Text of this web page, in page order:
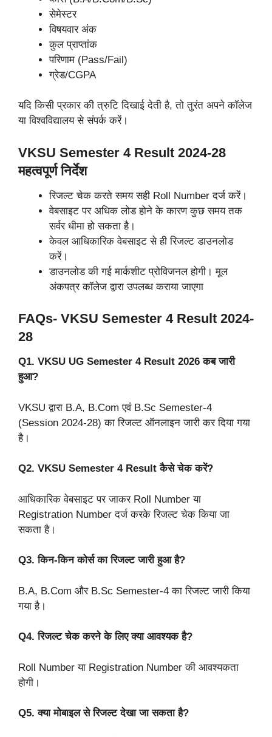
सेमेस्टर
विषयवार अंक
कुल प्राप्तांक
परिणाम (Pass/Fail)
ग्रेड/CGPA
यदि किसी प्रकार की त्रुटि दिखाई देती है, तो तुरंत अपने कॉलेज
या विश्वविद्यालय से संपर्क करें।
VKSU Semester 4 Result 2024-28
महत्वपूर्ण निर्देश
रिजल्ट चेक करते समय सही Roll Number दर्ज करें।
वेबसाइट पर अधिक लोड होने के कारण कुछ समय तक
सर्वर धीमा हो सकता है।
केवल आधिकारिक वेबसाइट से ही रिजल्ट डाउनलोड
करें।
डाउनलोड की गई मार्कशीट प्रोविजनल होगी। मूल
अंकपत्र कॉलेज द्वारा उपलब्ध कराया जाएगा
FAQs- VKSU Semester 4 Result 2024-
28
Q1. VKSU UG Semester 4 Result 2026 कब जारी
हुआ?
VKSU द्वारा B.A, B.Com एवं B.Sc Semester-4
(Session 2024-28) का रिजल्ट ऑनलाइन जारी कर दिया गया
है।
Q2. VKSU Semester 4 Result कैसे चेक करें?
आधिकारिक वेबसाइट पर जाकर Roll Number या
Registration Number दर्ज करके रिजल्ट चेक किया जा
सकता है।
Q3. किन-किन कोर्स का रिजल्ट जारी हुआ है?
B.A, B.Com और B.Sc Semester-4 का रिजल्ट जारी किया
गया है।
Q4. रिजल्ट चेक करने के लिए क्या आवश्यक है?
Roll Number या Registration Number की आवश्यकता
होगी।
Q5. क्या मोबाइल से रिजल्ट देखा जा सकता है?